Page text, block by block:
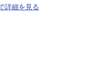
詳細を見る